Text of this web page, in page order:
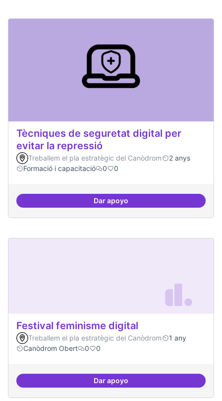
Tècniques de seguretat digital per
evitar la repressió
Treballem el pla estratègic del Canòdrom
2 anys
Formació i capacitació
0 0
Dar apoyoTècniques de seguretat digital
Festival feminisme digital
Treballem el pla estratègic del Canòdrom
1 any
Canòdrom Obert
0 0
Dar apoyoFestival feminisme digital